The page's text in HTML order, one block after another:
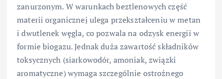
zanurzonym. W warunkach beztlenowych część
materii organicznej ulega przekształceniu w metan
i dwutlenek węgla, co pozwala na odzysk energii w
formie biogazu. Jednak duża zawartość składników
toksycznych (siarkowodór, amoniak, związki
aromatyczne) wymaga szczególnie ostrożnego